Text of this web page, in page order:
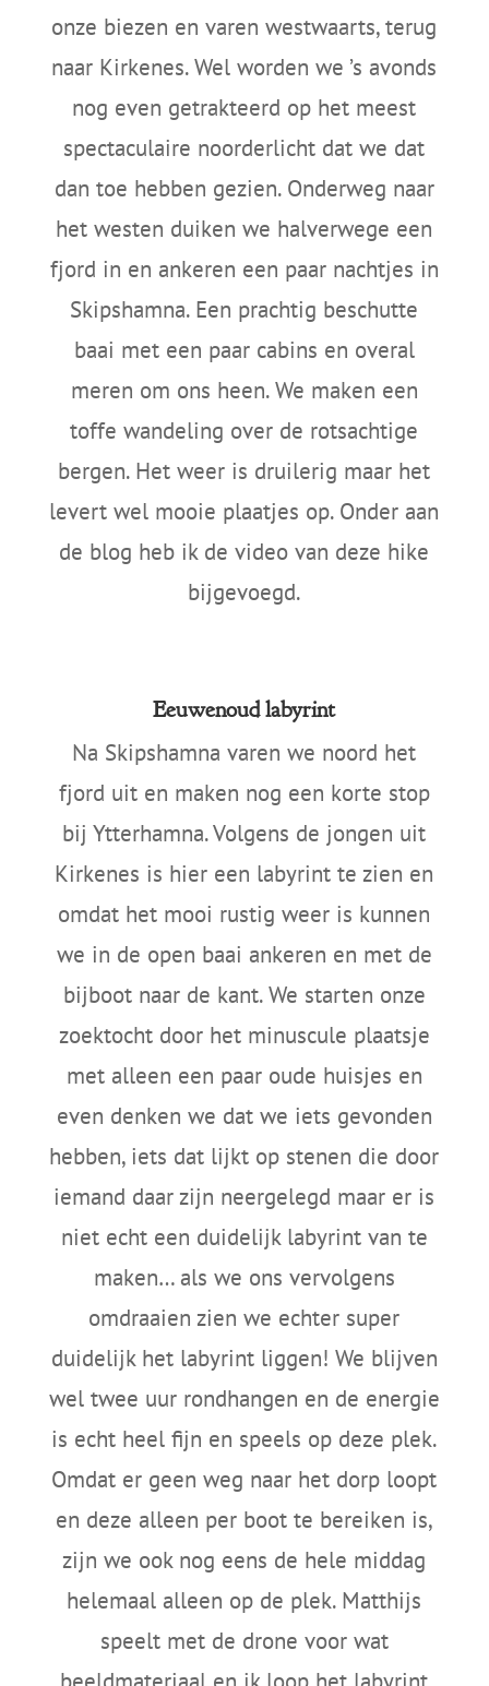
onze biezen en varen westwaarts, terug
naar Kirkenes. Wel worden we ’s avonds
nog even getrakteerd op het meest
spectaculaire noorderlicht dat we dat
dan toe hebben gezien. Onderweg naar
het westen duiken we halverwege een
fjord in en ankeren een paar nachtjes in
Skipshamna. Een prachtig beschutte
baai met een paar cabins en overal
meren om ons heen. We maken een
toffe wandeling over de rotsachtige
bergen. Het weer is druilerig maar het
levert wel mooie plaatjes op. Onder aan
de blog heb ik de video van deze hike
bijgevoegd.
Eeuwenoud labyrint
Na Skipshamna varen we noord het
fjord uit en maken nog een korte stop
bij Ytterhamna. Volgens de jongen uit
Kirkenes is hier een labyrint te zien en
omdat het mooi rustig weer is kunnen
we in de open baai ankeren en met de
bijboot naar de kant. We starten onze
zoektocht door het minuscule plaatsje
met alleen een paar oude huisjes en
even denken we dat we iets gevonden
hebben, iets dat lijkt op stenen die door
iemand daar zijn neergelegd maar er is
niet echt een duidelijk labyrint van te
maken… als we ons vervolgens
omdraaien zien we echter super
duidelijk het labyrint liggen! We blijven
wel twee uur rondhangen en de energie
is echt heel fijn en speels op deze plek.
Omdat er geen weg naar het dorp loopt
en deze alleen per boot te bereiken is,
zijn we ook nog eens de hele middag
helemaal alleen op de plek. Matthijs
speelt met de drone voor wat